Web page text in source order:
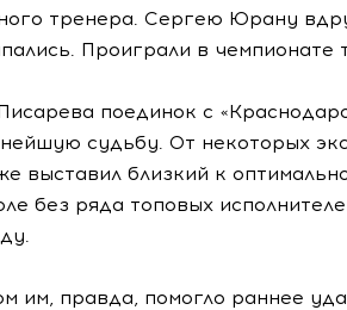
тренера. Сергею Юрану
Проиграли в
поединок с
судьбу. От некоторых
выставил близкий к
без ряда топовых
им, правда, помогло раннее